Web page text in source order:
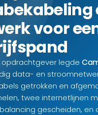
voor
opdrachtgever legde
data- en
getrokken en
twee internetlijnen
gescheiden, en